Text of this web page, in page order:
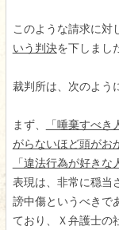
このような請求に対
いう判決を下しまし
裁判所は、次のよう
まず、
「唾棄すべ
がらないほど頭がお
「違法行為が好き
表現は、非常に穏当
謗中傷というべきで
ており、Ｘ弁護士の